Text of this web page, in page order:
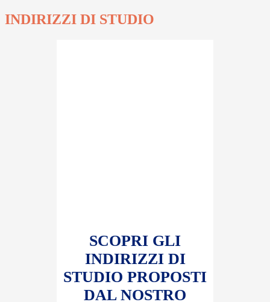
INDIRIZZI DI STUDIO
SCOPRI GLI
INDIRIZZI DI
STUDIO PROPOSTI
DAL NOSTRO